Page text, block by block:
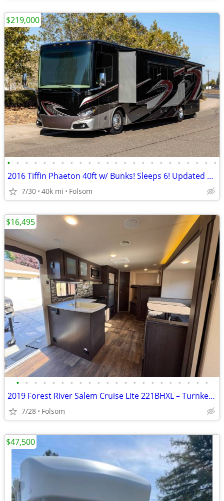
• • • • • • • • • • • • • • • • • • • • • • • •
2016 Tiffin Phaeton 40ft w/ Bunks! Sleeps 6! Updated Solar!
7/30 40k mi Folsom
$219,000
• • • • • • • • • • • • • • • • • • • • • •
2019 Forest River Salem Cruise Lite 221BHXL – Turnkey, Ready to Camp!
7/28 Folsom
$16,495
$47,500